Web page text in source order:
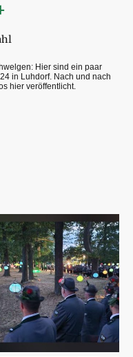
Hier sind ein paar
in Luhdorf. Nach und nach
hier veröffentlicht.